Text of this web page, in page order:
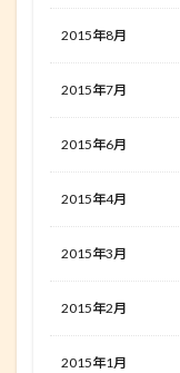
2015年8月
2015年7月
2015年6月
2015年4月
2015年3月
2015年2月
2015年1月